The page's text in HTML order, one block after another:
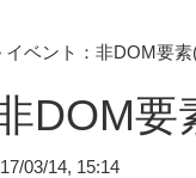
イベント：非DOM要
DOM
03/14, 15:14